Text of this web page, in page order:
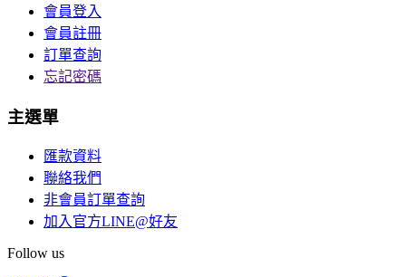
會員登入
會員註冊
訂單查詢
忘記密碼
主選單
匯款資料
聯絡我們
非會員訂單查詢
加入官方LINE@好友
Follow us